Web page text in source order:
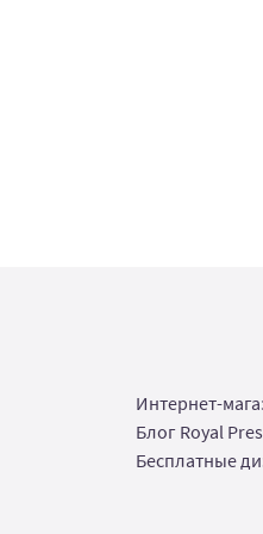
Интернет-
Блог Royal
Бесплатные